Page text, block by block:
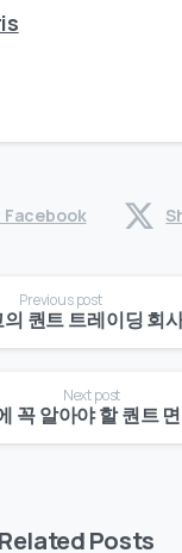
Facebook
Previous post
Next post
Related Posts